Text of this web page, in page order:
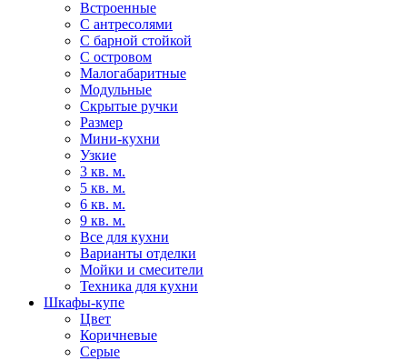
Встроенные
С антресолями
С барной стойкой
С островом
Малогабаритные
Модульные
Скрытые ручки
Размер
Мини-кухни
Узкие
3 кв. м.
5 кв. м.
6 кв. м.
9 кв. м.
Все для кухни
Варианты отделки
Мойки и смесители
Техника для кухни
Шкафы-купе
Цвет
Коричневые
Серые